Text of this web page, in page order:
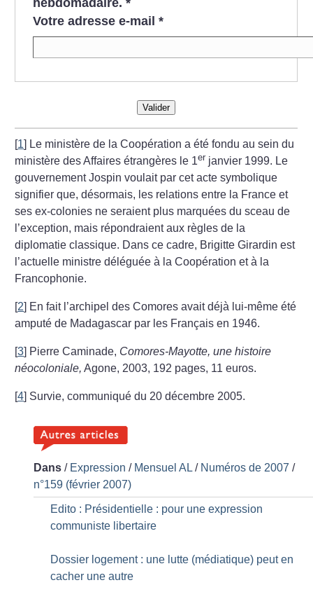
Votre adresse e-mail *
Valider
[1] Le ministère de la Coopération a été fondu au sein du
ministère des Affaires étrangères le 1er janvier 1999. Le
gouvernement Jospin voulait par cet acte symbolique
signifier que, désormais, les relations entre la France et
ses ex-colonies ne seraient plus marquées du sceau de
l’exception, mais répondraient aux règles de la
diplomatie classique. Dans ce cadre, Brigitte Girardin est
l’actuelle ministre déléguée à la Coopération et à la
Francophonie.
[2] En fait l’archipel des Comores avait déjà lui-même été
amputé de Madagascar par les Français en 1946.
[3] Pierre Caminade, Comores-Mayotte, une histoire
néocoloniale, Agone, 2003, 192 pages, 11 euros.
[4] Survie, communiqué du 20 décembre 2005.
Dans / Expression / Mensuel AL / Numéros de 2007 /
n°159 (février 2007)
Edito : Présidentielle : pour une expression
communiste libertaire
Dossier logement : une lutte (médiatique) peut en
cacher une autre